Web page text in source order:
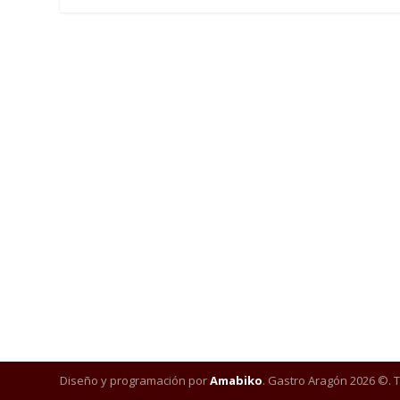
Diseño y programación porAmabiko. Gastro Aragón 2026 ©.